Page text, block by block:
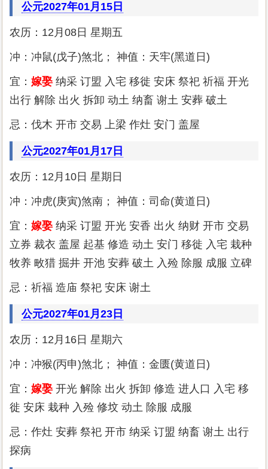
公元2027年01月15日
农历：12月08日 星期五
冲：冲鼠(戊子)煞北； 神值：天牢(黑道日)
宜： 嫁娶 纳采 订盟 入宅 移徙 安床 祭祀 祈福 开光
出行 解除 出火 拆卸 动土 纳畜 谢土 安葬 破土
忌：伐木 开市 交易 上梁 作灶 安门 盖屋
公元2027年01月17日
农历：12月10日 星期日
冲：冲虎(庚寅)煞南； 神值：司命(黄道日)
宜： 嫁娶 纳采 订盟 开光 安香 出火 纳财 开市 交易
立券 裁衣 盖屋 起基 修造 动土 安门 移徙 入宅 栽种
牧养 畋猎 掘井 开池 安葬 破土 入殓 除服 成服 立碑
忌：祈福 造庙 祭祀 安床 谢土
公元2027年01月23日
农历：12月16日 星期六
冲：冲猴(丙申)煞北； 神值：金匮(黄道日)
宜： 嫁娶 开光 解除 出火 拆卸 修造 进人口 入宅 移
徙 安床 栽种 入殓 修坟 动土 除服 成服
忌：作灶 安葬 祭祀 开市 纳采 订盟 纳畜 谢土 出行
探病